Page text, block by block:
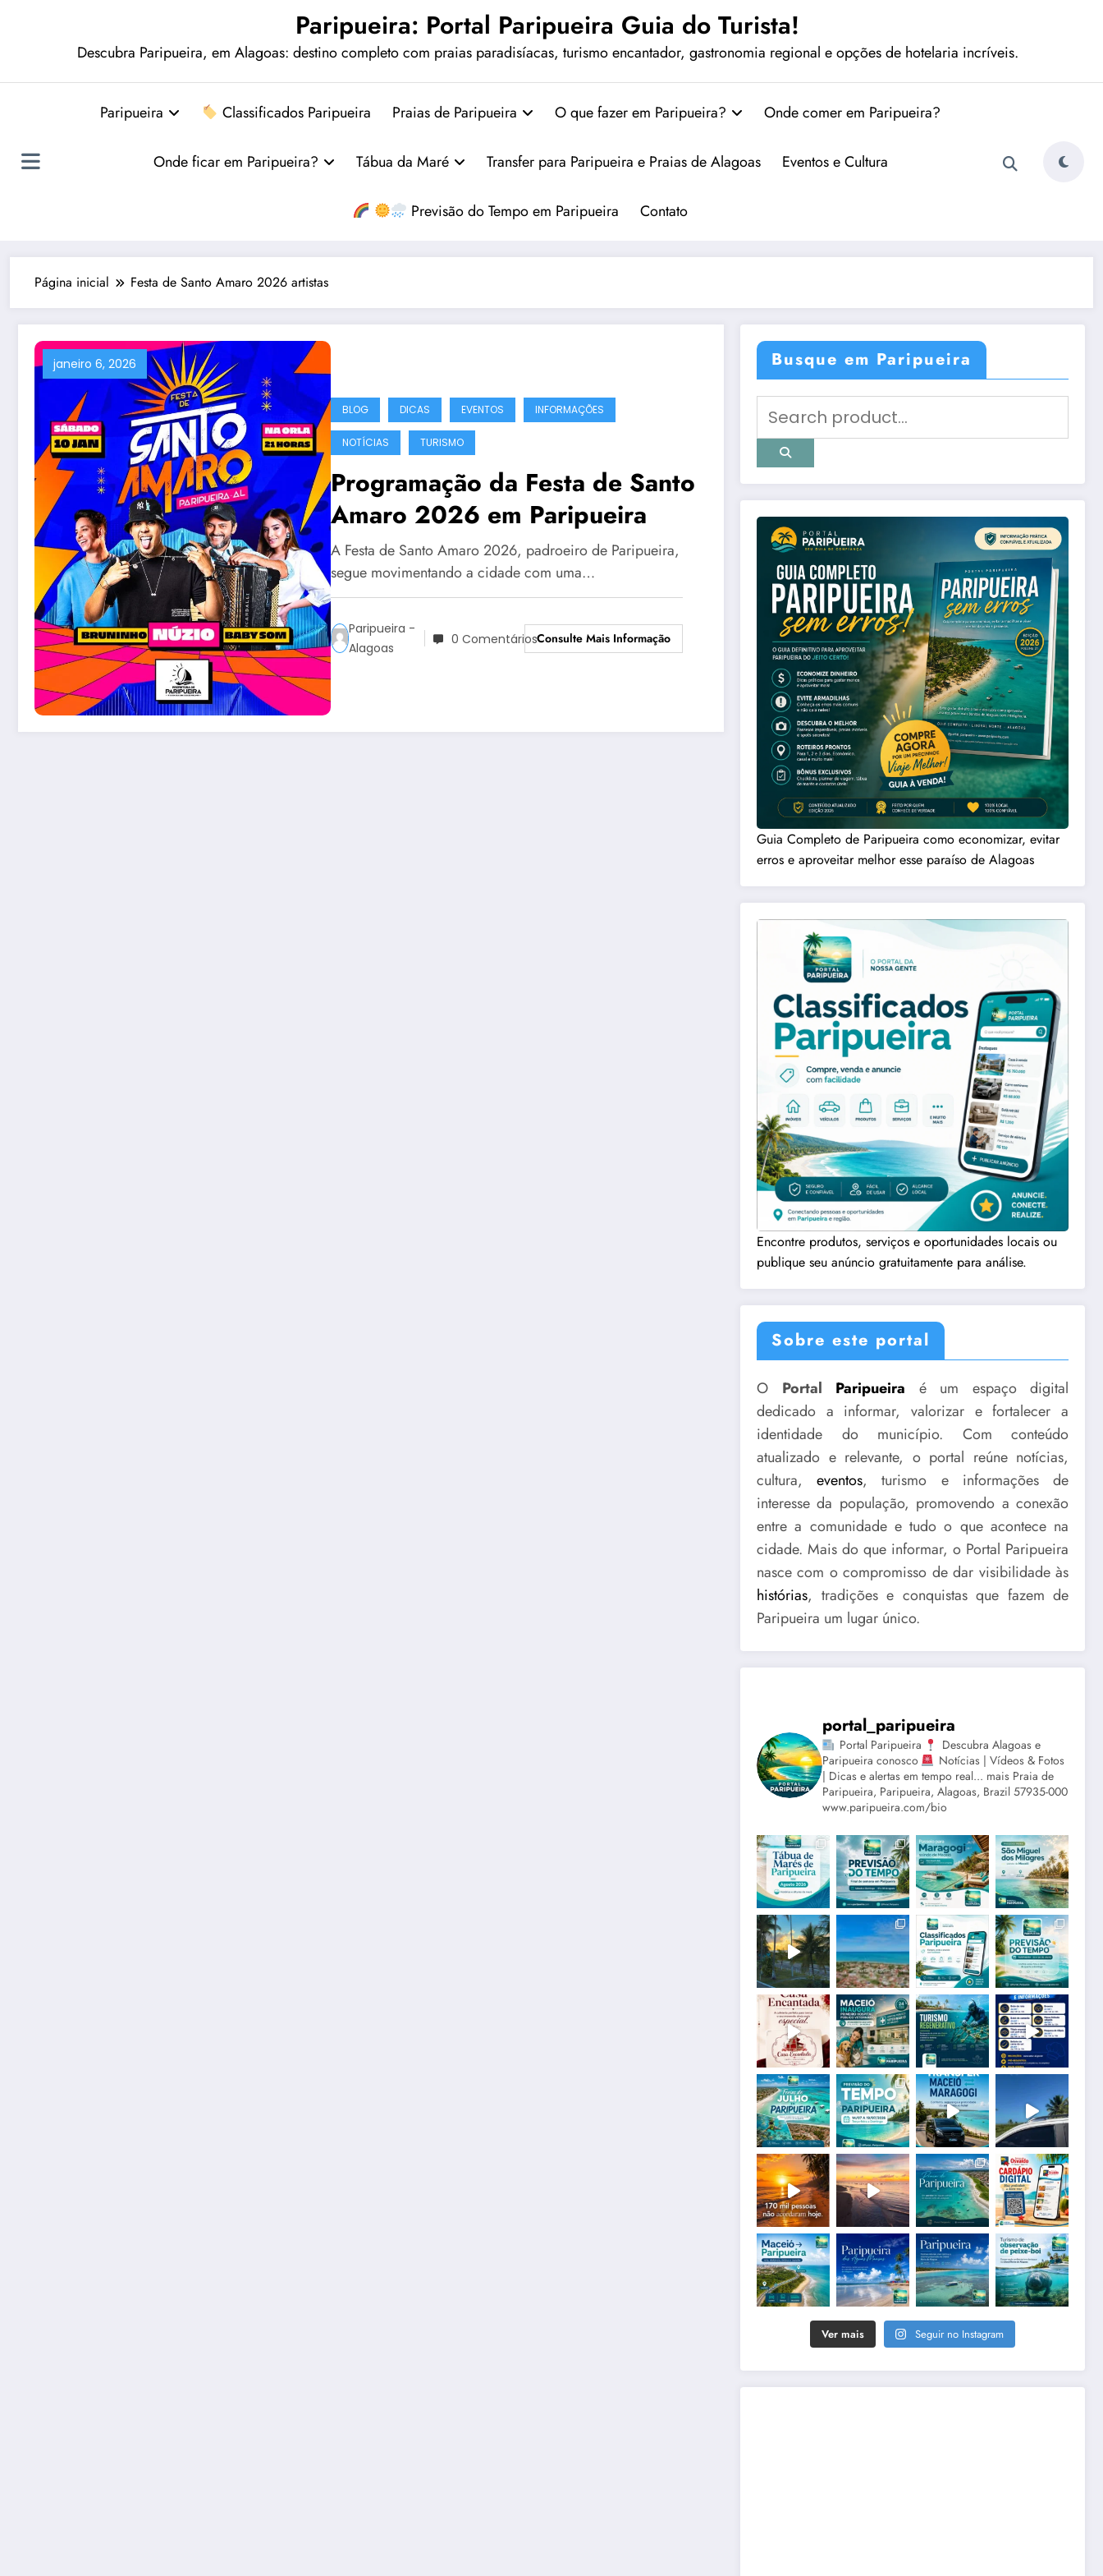
Paripueira: Portal Paripueira Guia do Turista!
Descubra Paripueira, em Alagoas: destino completo com praias paradisíacas, turismo encantador, gastronomia regional e opções de hotelaria incríveis.
Paripueira Classificados Paripueira Praias de Paripueira O que fazer em Paripueira? Onde comer em Paripueira?
Onde ficar em Paripueira? Tábua da Maré Transfer para Paripueira e Praias de Alagoas Eventos e Cultura
Previsão do Tempo em Paripueira Contato
Página inicial Festa de Santo Amaro 2026 artistas
janeiro 6, 2026
BLOG DICAS EVENTOS INFORMAÇÕES
NOTÍCIAS TURISMO
Programação da Festa de Santo
Amaro 2026 em Paripueira
A Festa de Santo Amaro 2026, padroeiro de Paripueira,
segue movimentando a cidade com uma…
Paripueira -
Alagoas
0 ComentáriosConsulte Mais Informação
Busque em Paripueira
Guia Completo de Paripueira como economizar, evitar
erros e aproveitar melhor esse paraíso de Alagoas
Encontre produtos, serviços e oportunidades locais ou
publique seu anúncio gratuitamente para análise.
Sobre este portal
O Portal Paripueira é um espaço digital
dedicado a informar, valorizar e fortalecer a
identidade do município. Com conteúdo
atualizado e relevante, o portal reúne notícias,
cultura,eventos, turismo e informações de
interesse da população, promovendo a conexão
entre a comunidade e tudo o que acontece na
cidade. Mais do que informar, o Portal Paripueira
nasce com o compromisso de dar visibilidade às
histórias, tradições e conquistas que fazem de
Paripueira um lugar único.
portal_paripueira
Portal Paripueira
Descubra Alagoas e
Paripueira conosco
Notícias | Vídeos & Fotos
| Dicas e alertas em tempo real... mais Praia de
Paripueira, Paripueira, Alagoas, Brazil 57935-000
www.paripueira.com/bio
Ver mais Seguir no Instagram